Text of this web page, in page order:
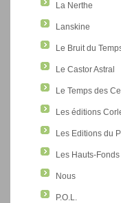
La Nerthe
Lanskine
Le Bruit du
Le Castor Astral
Le Temps des
Les éditions
Les Editions du
Les Hauts-Fonds
Nous
P.O.L.